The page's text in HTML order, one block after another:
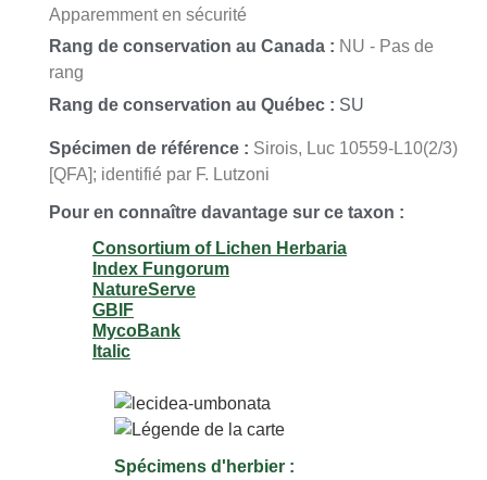
Apparemment en sécurité
Rang de conservation au Canada : NU - Pas de
rang
Rang de conservation au Québec : SU
Spécimen de référence : Sirois, Luc 10559-L10(2/3)
[QFA]; identifié par F. Lutzoni
Pour en connaître davantage sur ce taxon :
Consortium of Lichen Herbaria
Index Fungorum
NatureServe
GBIF
MycoBank
Italic
Spécimens d'herbier :